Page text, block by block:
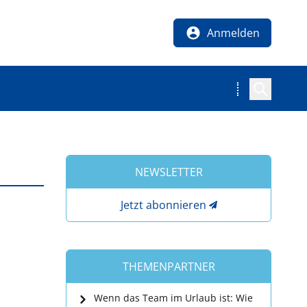
Anmelden
NEWSLETTER
Jetzt abonnieren
THEMENPARTNER
Wenn das Team im Urlaub ist: Wie